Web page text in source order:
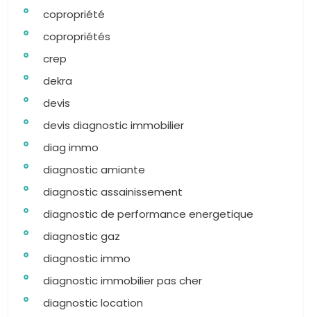
copropriété
copropriétés
crep
dekra
devis
devis diagnostic immobilier
diag immo
diagnostic amiante
diagnostic assainissement
diagnostic de performance energetique
diagnostic gaz
diagnostic immo
diagnostic immobilier pas cher
diagnostic location